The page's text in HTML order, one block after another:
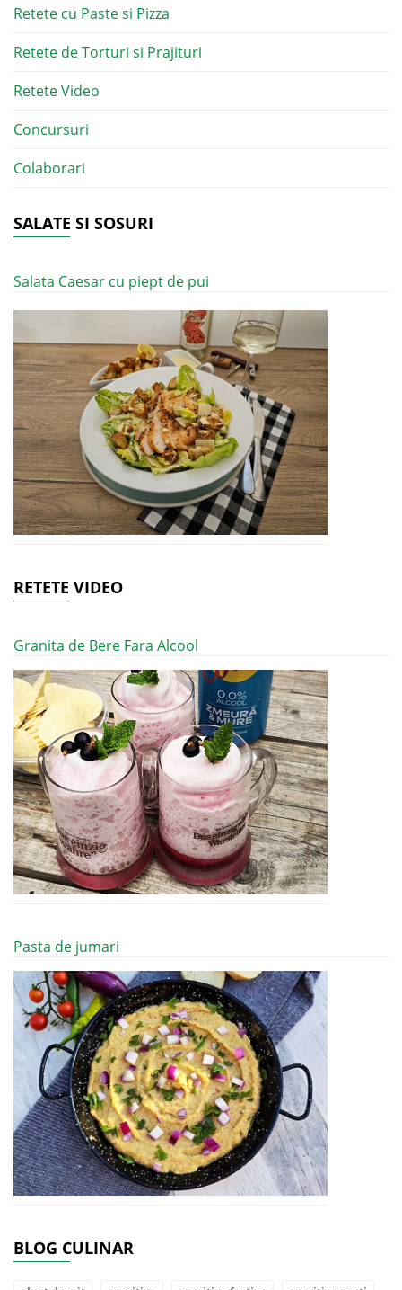
Retete cu Paste si Pizza
Retete de Torturi si Prajituri
Retete Video
Concursuri
Colaborari
SALATE SI SOSURI
Salata Caesar cu piept de pui
RETETE VIDEO
Granita de Bere Fara Alcool
Pasta de jumari
BLOG CULINAR